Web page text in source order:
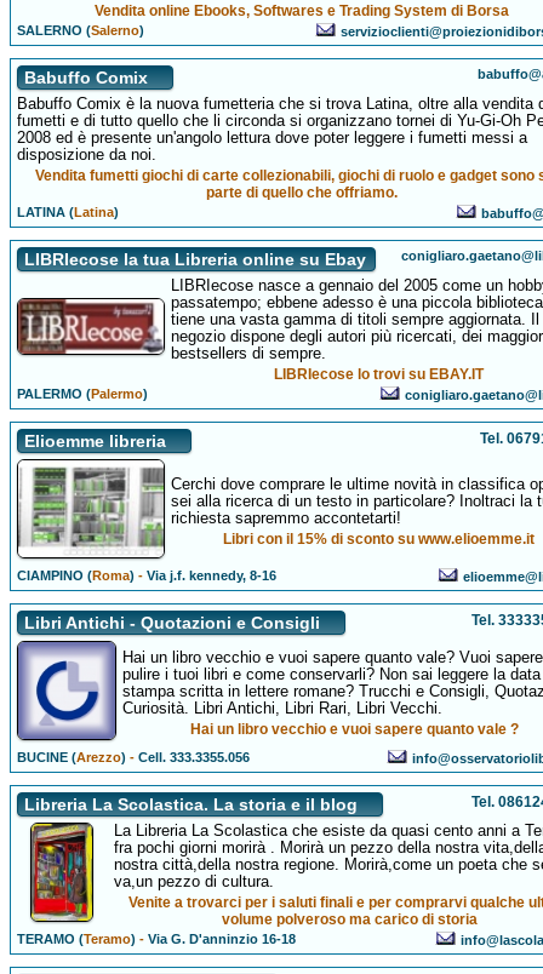
Vendita online Ebooks, Softwares e Trading System di Borsa
SALERNO (Salerno)
Babuffo Comix
Babuffo Comix è la nuova fumetteria che si trova Latina, oltre alla vendita
fumetti e di tutto quello che li circonda si organizzano tornei di Yu-Gi-Oh
2008 ed è presente un'angolo lettura dove poter leggere i fumetti messi a
disposizione da noi.
Vendita fumetti giochi di carte collezionabili, giochi di ruolo e gadget sono
parte di quello che offriamo.
LATINA (Latina)
LIBRIecose la tua Libreria online su Ebay
LIBRIecose nasce a gennaio del 2005 come un
passatempo; ebbene adesso è una piccola
tiene una vasta gamma di titoli sempre aggiornata. Il
negozio dispone degli autori più ricercati, dei
bestsellers di sempre.
LIBRIecose lo trovi su EBAY.IT
PALERMO (Palermo)
Elioemme libreria Tel.
Cerchi dove comprare le ultime novità in classifica
sei alla ricerca di un testo in particolare? Inoltraci la
richiesta sapremmo accontetarti!
Libri con il 15% di sconto su www.elioemme.it
CIAMPINO (Roma) -Via j.f. kennedy, 8-16
Libri Antichi - Quotazioni e Consigli Tel.
Hai un libro vecchio e vuoi sapere quanto vale? Vuoi
pulire i tuoi libri e come conservarli? Non sai leggere la
stampa scritta in lettere romane? Trucchi e Consigli,
Curiosità. Libri Antichi, Libri Rari, Libri Vecchi.
Hai un libro vecchio e vuoi sapere quanto vale ?
BUCINE (Arezzo) -Cell. 333.3355.056
Libreria La Scolastica. La storia e il blog Tel.
La Libreria La Scolastica che esiste da quasi cento anni a
fra pochi giorni morirà . Morirà un pezzo della nostra
nostra città,della nostra regione. Morirà,come un poeta che
va,un pezzo di cultura.
Venite a trovarci per i saluti finali e per comprarvi qualche
volume polveroso ma carico di storia
TERAMO (Teramo) -Via G. D'anninzio 16-18